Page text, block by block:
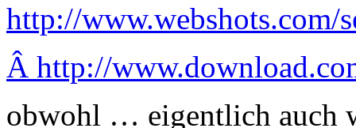
http://www.webshots.com/
Â http://
obwohl … eigentlich auch